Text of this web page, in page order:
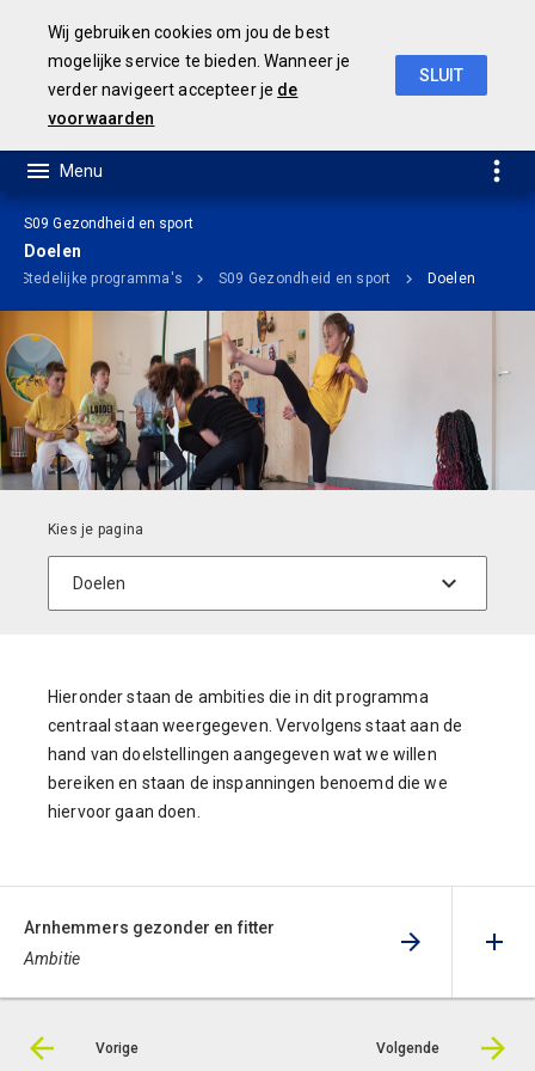
S09 Gezondheid en sport
Doelen
Stedelijke programma's S09 Gezondheid en sport Doelen
Hieronder staan de ambities die in dit programma
centraal staan weergegeven. Vervolgens staat aan de
hand van doelstellingen aangegeven wat we willen
bereiken en staan de inspanningen benoemd die we
hiervoor gaan doen.
Arnhemmers gezonder en fitter
Ambitie
Vorige Volgende
Wij gebruiken cookies om jou de best
mogelijke service te bieden. Wanneer je
verder navigeert accepteer je de
voorwaarden
SLUIT